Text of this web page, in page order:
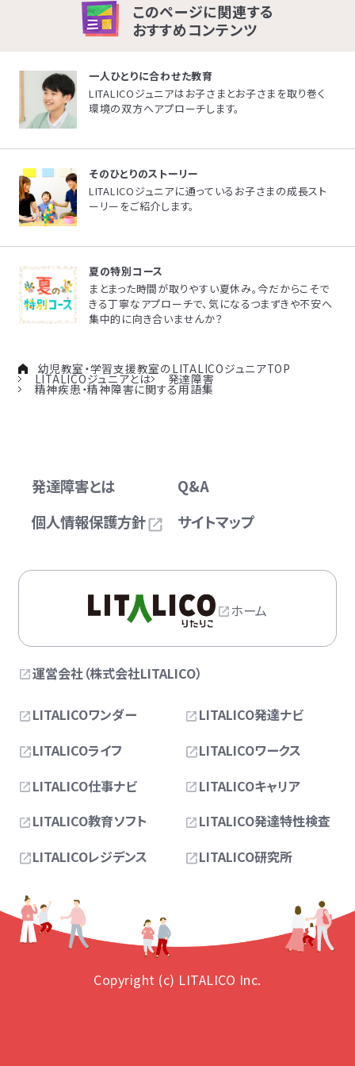
LITALICOライフ
LITALICOワークス
LITALICO教育ソフト
LITALICO発達特性検査
LITALICO研究所
このページに関連する
おすすめコンテンツ
一人ひとりに合わせた教育
LITALICOジュニアはお子さまとお子さまを取り巻く
環境の双方へアプローチします。
そのひとりのストーリー
LITALICOジュニアに通っているお子さまの成長スト
ーリーをご紹介します。
夏の特別コース
まとまった時間が取りやすい夏休み。今だからこそで
きる丁寧なアプローチで、気になるつまずきや不安へ
集中的に向き合いませんか？
幼児教室・学習支援教室のLITALICOジュニアTOP
LITALICOジュニアとは 発達障害
精神疾患・精神障害に関する用語集
発達障害とは
Q&A
個人情報保護方針
サイトマップ
ホーム
運営会社（株式会社LITALICO）
LITALICOワンダー
LITALICO発達ナビ
LITALICOライフ
LITALICOワークス
LITALICO仕事ナビ
LITALICOキャリア
LITALICO教育ソフト
LITALICO発達特性検査
LITALICOレジデンス
LITALICO研究所
Copyright (c) LITALICO Inc.